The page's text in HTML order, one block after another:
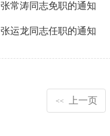
常涛同志免职的通知
运龙同志任职的通知
<< 上一页